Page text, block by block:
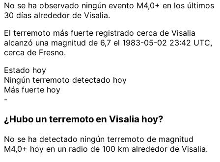
No se ha observado ningún evento M4,0+ en los últimos
30 días alrededor de Visalia.
El terremoto más fuerte registrado cerca de Visalia
alcanzó una magnitud de 6,7 el 1983-05-02 23:42 UTC,
cerca de Fresno.
Estado hoy
Ningún terremoto detectado hoy
Más fuerte hoy
-
¿Hubo un terremoto en Visalia hoy?
No se ha detectado ningún terremoto de magnitud
M4,0+ hoy en un radio de 100 km alrededor de Visalia.